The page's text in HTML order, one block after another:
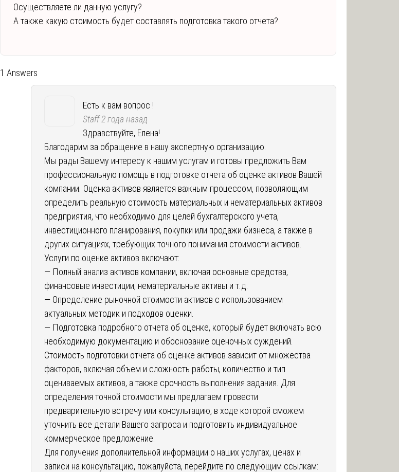
Осуществляете ли данную услугу?
А также какую стоимость будет составлять подготовка такого отчета?
1 Answers
Есть к вам вопрос !
Staff2 года назад
Здравствуйте, Елена!
Благодарим за обращение в нашу экспертную организацию.
Мы рады Вашему интересу к нашим услугам и готовы предложить Вам
профессиональную помощь в подготовке отчета об оценке активов Вашей
компании. Оценка активов является важным процессом, позволяющим
определить реальную стоимость материальных и нематериальных активов
предприятия, что необходимо для целей бухгалтерского учета,
инвестиционного планирования, покупки или продажи бизнеса, а также в
других ситуациях, требующих точного понимания стоимости активов.
Услуги по оценке активов включают:
— Полный анализ активов компании, включая основные средства,
финансовые инвестиции, нематериальные активы и т.д.
— Определение рыночной стоимости активов с использованием
актуальных методик и подходов оценки.
— Подготовка подробного отчета об оценке, который будет включать всю
необходимую документацию и обоснование оценочных суждений.
Стоимость подготовки отчета об оценке активов зависит от множества
факторов, включая объем и сложность работы, количество и тип
оцениваемых активов, а также срочность выполнения задания. Для
определения точной стоимости мы предлагаем провести
предварительную встречу или консультацию, в ходе которой сможем
уточнить все детали Вашего запроса и подготовить индивидуальное
коммерческое предложение.
Для получения дополнительной информации о наших услугах, ценах и
записи на консультацию, пожалуйста, перейдите по следующим ссылкам: